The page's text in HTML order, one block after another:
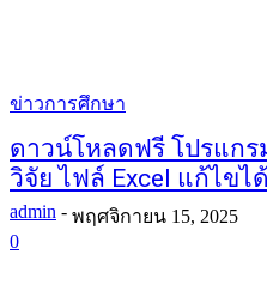
ข่าวการศึกษา
ดาวน์โหลดฟรี โปรแกร
วิจัย ไฟล์ Excel แก้ไขได้
admin - พฤศจิกายน 15, 2025
0